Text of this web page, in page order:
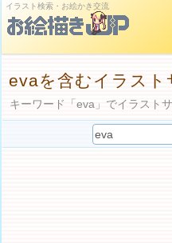
イラスト検索・お絵かき交流
evaを含むイラスト
キーワード「eva」でイラスト